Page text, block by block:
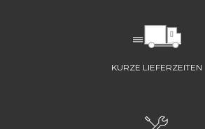
KURZE LIEFERZEITEN